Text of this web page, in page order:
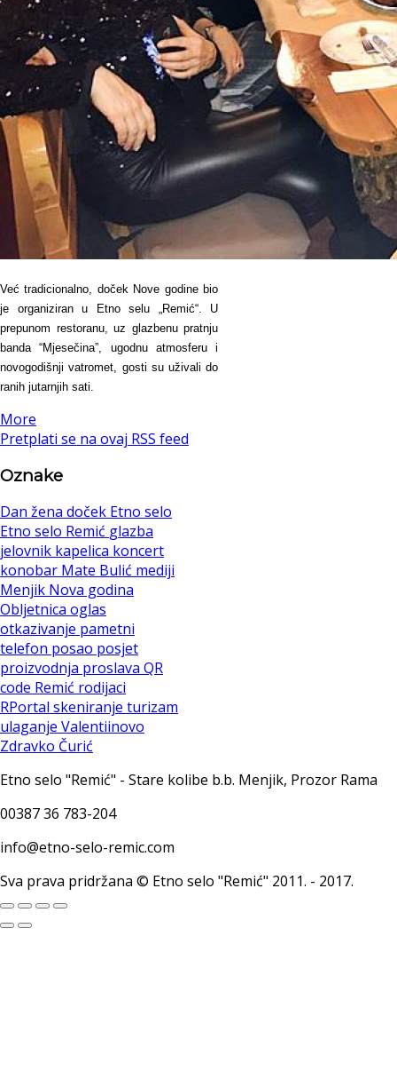
Već tradicionalno, doček Nove godine bio
je organiziran u Etno selu „Remić“. U
prepunom restoranu, uz glazbenu pratnju
banda “Mjesečina”, ugodnu atmosferu i
novogodišnji vatromet, gosti su uživali do
ranih jutarnjih sati.
More
Pretplati se na ovaj RSS feed
Oznake
Dan žena doček Etno selo
Etno selo Remić glazba
jelovnik kapelica koncert
konobar Mate Bulić mediji
Menjik Nova godina
Obljetnica oglas
otkazivanje pametni
telefon posao posjet
proizvodnja proslava QR
code Remić rodijaci
RPortal skeniranje turizam
ulaganje Valentiinovo
Zdravko Čurić
Etno selo "Remić" - Stare kolibe b.b. Menjik, Prozor Rama
00387 36 783-204
info@etno-selo-remic.com
Sva prava pridržana © Etno selo "Remić" 2011. - 2017.